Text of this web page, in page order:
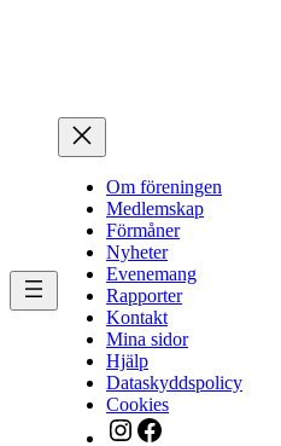
Om föreningen
Medlemskap
Förmåner
Nyheter
Evenemang
Rapporter
Kontakt
Mina sidor
Hjälp
Dataskyddspolicy
Cookies
Instagram
Facebook